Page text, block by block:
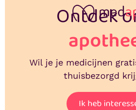
Ontdek
Wil je je medicijnen
thuisbezorgd
Ik heb